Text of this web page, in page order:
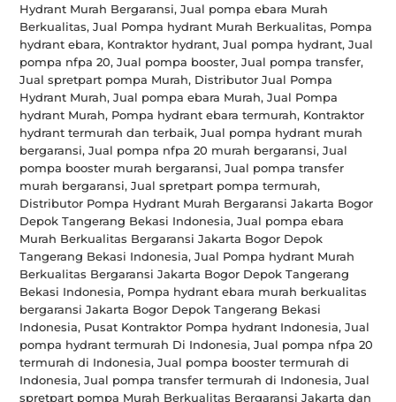
Hydrant Murah Bergaransi, Jual pompa ebara Murah
Berkualitas, Jual Pompa hydrant Murah Berkualitas, Pompa
hydrant ebara, Kontraktor hydrant, Jual pompa hydrant, Jual
pompa nfpa 20, Jual pompa booster, Jual pompa transfer,
Jual spretpart pompa Murah, Distributor Jual Pompa
Hydrant Murah, Jual pompa ebara Murah, Jual Pompa
hydrant Murah, Pompa hydrant ebara termurah, Kontraktor
hydrant termurah dan terbaik, Jual pompa hydrant murah
bergaransi, Jual pompa nfpa 20 murah bergaransi, Jual
pompa booster murah bergaransi, Jual pompa transfer
murah bergaransi, Jual spretpart pompa termurah,
Distributor Pompa Hydrant Murah Bergaransi Jakarta Bogor
Depok Tangerang Bekasi Indonesia, Jual pompa ebara
Murah Berkualitas Bergaransi Jakarta Bogor Depok
Tangerang Bekasi Indonesia, Jual Pompa hydrant Murah
Berkualitas Bergaransi Jakarta Bogor Depok Tangerang
Bekasi Indonesia, Pompa hydrant ebara murah berkualitas
bergaransi Jakarta Bogor Depok Tangerang Bekasi
Indonesia, Pusat Kontraktor Pompa hydrant Indonesia, Jual
pompa hydrant termurah Di Indonesia, Jual pompa nfpa 20
termurah di Indonesia, Jual pompa booster termurah di
Indonesia, Jual pompa transfer termurah di Indonesia, Jual
spretpart pompa Murah Berkualitas Bergaransi Jakarta dan